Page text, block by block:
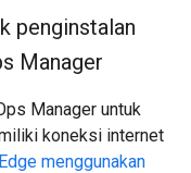
penginstalan
Manager
Manager untuk
koneksi internet
menggunakan